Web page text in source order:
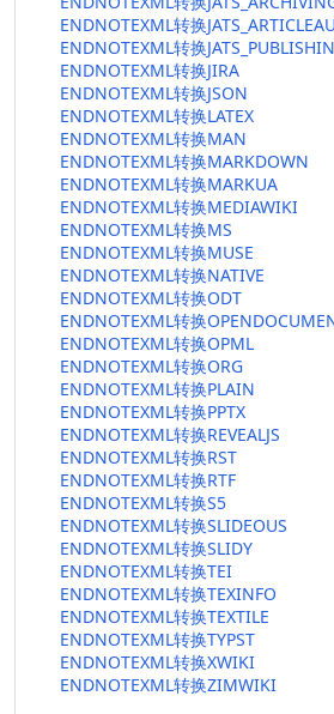
ENDNOTEXML转换
ENDNOTEXML转换
ENDNOTEXML转换JIRA
ENDNOTEXML转换JSON
ENDNOTEXML转换LATEX
ENDNOTEXML转换MAN
ENDNOTEXML转换MARKDOWN
ENDNOTEXML转换MARKUA
ENDNOTEXML转换MEDIAWIKI
ENDNOTEXML转换MS
ENDNOTEXML转换MUSE
ENDNOTEXML转换NATIVE
ENDNOTEXML转换ODT
ENDNOTEXML转换
ENDNOTEXML转换OPML
ENDNOTEXML转换ORG
ENDNOTEXML转换PLAIN
ENDNOTEXML转换PPTX
ENDNOTEXML转换REVEALJS
ENDNOTEXML转换RST
ENDNOTEXML转换RTF
ENDNOTEXML转换S5
ENDNOTEXML转换SLIDEOUS
ENDNOTEXML转换SLIDY
ENDNOTEXML转换TEI
ENDNOTEXML转换TEXINFO
ENDNOTEXML转换TEXTILE
ENDNOTEXML转换TYPST
ENDNOTEXML转换XWIKI
ENDNOTEXML转换ZIMWIKI